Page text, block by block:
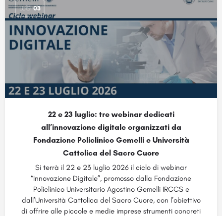
LUG 03
22 e 23 luglio: tre webinar dedicati
all’innovazione digitale organizzati da
Fondazione Policlinico Gemelli e Università
Cattolica del Sacro Cuore
Si terrà il 22 e 23 luglio 2026 il ciclo di webinar
“Innovazione Digitale”, promosso dalla Fondazione
Policlinico Universitario Agostino Gemelli IRCCS e
dall’Università Cattolica del Sacro Cuore, con l’obiettivo
di offrire alle piccole e medie imprese strumenti concreti